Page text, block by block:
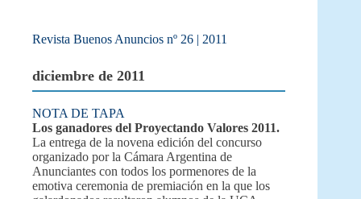
Revista Buenos Anuncios nº 26 | 2011
diciembre de 2011
NOTA DE TAPA
Los ganadores del Proyectando Valores 2011.
La entrega de la novena edición del concurso
organizado por la Cámara Argentina de
Anunciantes con todos los pormenores de la
emotiva ceremonia de premiación en la que los